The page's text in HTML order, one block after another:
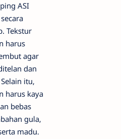
ASI
Tekstur
harus
agar
dan
itu,
harus kaya
bebas
gula,
madu.